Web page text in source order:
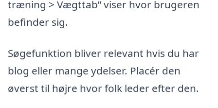
træning > Vægttab” viser hvor brugeren
befinder sig.
Søgefunktion bliver relevant hvis du har
blog eller mange ydelser. Placér den
øverst til højre hvor folk leder efter den.